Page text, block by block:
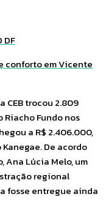
DF
conforto em Vicente
CEB trocou 2.809
Riacho Fundo nos
a R$ 2.406.000,
De acordo
Ana Lúcia Melo, um
regional
fosse entregue ainda